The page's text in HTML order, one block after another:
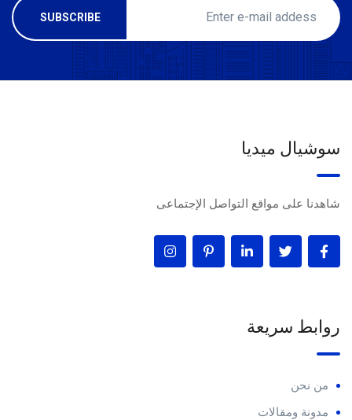
سوشيال ميديا
شاهدنا على مواقع التواصل الإجتماعى
روابط سريعة
من نحن
مدونة ومقالات